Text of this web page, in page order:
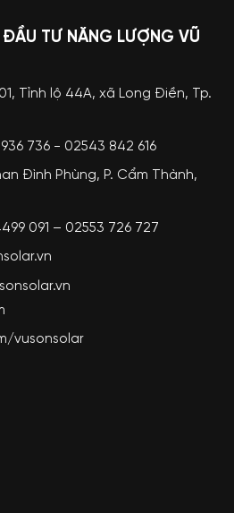
TƯ NĂNG LƯỢNG VŨ
Tỉnh lộ 44A, xã Long Điền, Tp.
736 - 02543 842 616
Đình Phùng, P. Cẩm Thành,
091 – 02553 726 727
vusonsolar